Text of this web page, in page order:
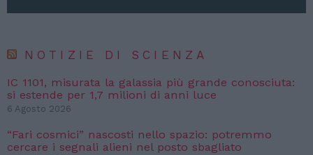
NOTIZIE DI SCIENZA
IC 1101, misurata la galassia più grande conosciuta:
si estende per 1,7 milioni di anni luce
6 Agosto 2026
“Fari cosmici” nascosti nello spazio: potremmo
cercare i segnali alieni nel posto sbagliato